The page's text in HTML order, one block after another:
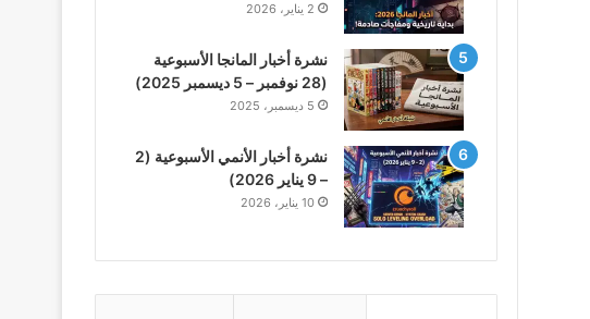
2 يناير، 2026
نشرة أخبار المانجا الأسبوعية
(28 نوفمبر – 5 ديسمبر 2025)
5 ديسمبر، 2025
نشرة أخبار الأنمي الأسبوعية (2
– 9 يناير 2026)
10 يناير، 2026